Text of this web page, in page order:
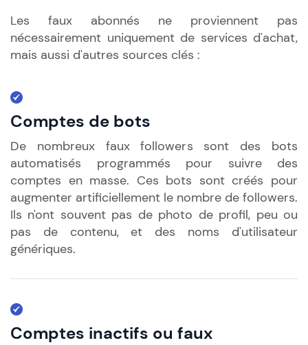
Les faux abonnés ne proviennent pas
nécessairement uniquement de services d'achat,
mais aussi d'autres sources clés :
Comptes de bots
De nombreux faux followers sont des bots
automatisés programmés pour suivre des
comptes en masse. Ces bots sont créés pour
augmenter artificiellement le nombre de followers.
Ils n'ont souvent pas de photo de profil, peu ou
pas de contenu, et des noms d'utilisateur
génériques.
Comptes inactifs ou faux